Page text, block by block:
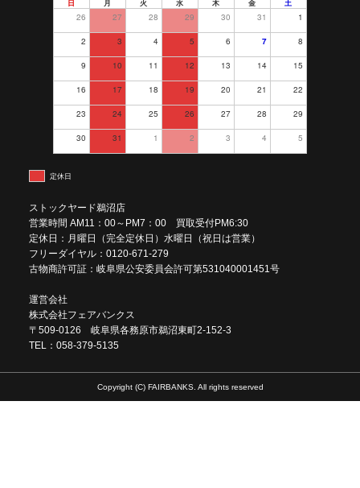
日 月 火 水 木 金 土
26 27 28 29 30 31 1
2 3 4 5 6 7 8
9 10 11 12 13 14 15
16 17 18 19 20 21 22
23 24 25 26 27 28 29
30 31 1 2 3 4 5
定休日
ストックヤード鵜沼店
営業時間 AM11：00～PM7：00 買取受付PM6:30
定休日：月曜日（完全定休日）水曜日（祝日は営業）
フリーダイヤル：0120-671-279
古物商許可証：岐阜県公安委員会許可第531040001451号
運営会社
株式会社フェアバンクス
〒509-0126 岐阜県各務原市鵜沼東町2-152-3
TEL：058-379-5135
Copyright (C) FAIRBANKS. All rights reserved